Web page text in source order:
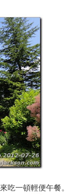
吃一頓輕便午餐。